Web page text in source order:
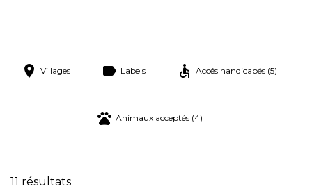
Villages Labels Accés handicapés (5)
Animaux acceptés (4)
11 résultats